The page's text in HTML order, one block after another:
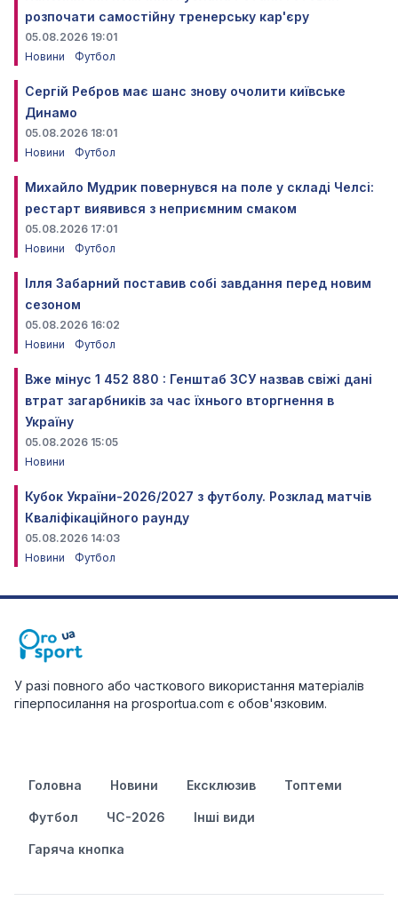
розпочати самостійну тренерську кар'єру
05.08.2026 19:01
Новини
Футбол
Сергій Ребров має шанс знову очолити київське
Динамо
05.08.2026 18:01
Новини
Футбол
Михайло Мудрик повернувся на поле у складі Челсі:
рестарт виявився з неприємним смаком
05.08.2026 17:01
Новини
Футбол
Ілля Забарний поставив собі завдання перед новим
сезоном
05.08.2026 16:02
Новини
Футбол
Вже мінус 1 452 880 : Генштаб ЗСУ назвав свіжі дані
втрат загарбників за час їхнього вторгнення в
Україну
05.08.2026 15:05
Новини
Кубок України-2026/2027 з футболу. Розклад матчів
Кваліфікаційного раунду
05.08.2026 14:03
Новини
Футбол
У разі повного або часткового використання матеріалів
гіперпосилання на prosportua.com є обов'язковим.
Головна Новини Ексклюзив Топтеми
Футбол ЧС-2026 Інші види
Гаряча кнопка